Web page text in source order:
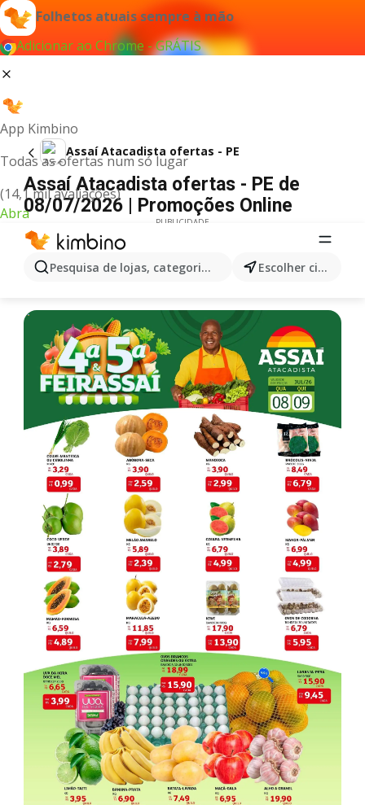
Folhetos atuais sempre à mão
Adicionar ao Chrome - GRÁTIS
App Kimbino
Todas as ofertas num só lugar
(14,1 mil avaliações)
Abra
Pesquisa de lojas, categorias,produtos... Escolher cidade
Assaí Atacadista ofertas - PE
Assaí Atacadista ofertas - PE de
08/07/2026 | Promoções Online
PUBLICIDADE